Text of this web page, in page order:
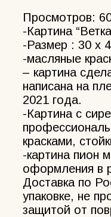
Просмотров:
-Картина
-Размер : 30 х
-масляные
– картина
написана на
2021 года.
-Картина с
красками,
-картина пион
оформления в
Доставка по
упаковке, не
защитой от